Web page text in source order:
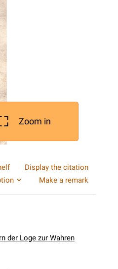
Zoom in
Display the citation
Make a remark
der Loge zur Wahren